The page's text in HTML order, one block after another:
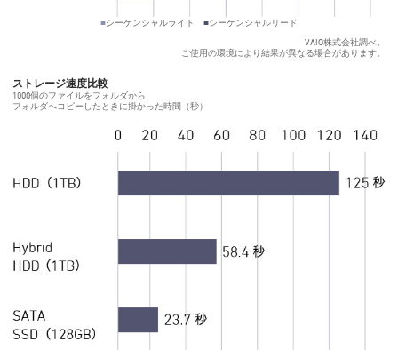
■シーケンシャルライト ■シーケンシャルリード
VAIO株式会社調べ。
ご使用の環境により結果が異なる場合があります。
ストレージ速度比較
1000個のファイルをフォルダから
フォルダへコピーしたときに掛かった時間（秒）